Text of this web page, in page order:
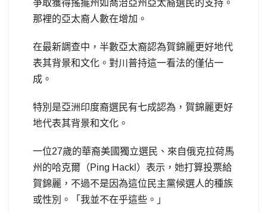
爭取獲得搖擺州如喬治亞州亞太裔選民的支持。
那裡的亞太裔人數在增加。
在最新調查中，半數亞太裔認為賀錦麗更好地代
表其背景和文化。對川普持這一看法的僅佔一
成。
特別是亞洲印度裔選民有七成認為，賀錦麗更好
地代表其背景和文化。
一位27歲的華裔美國獨立選民、來自俄克拉荷馬
州的哈克爾（Ping Hackl）表示，她打算投票給
賀錦麗，不過不是因為這位民主黨候選人的種族
或性別。「我並不在乎這些。」